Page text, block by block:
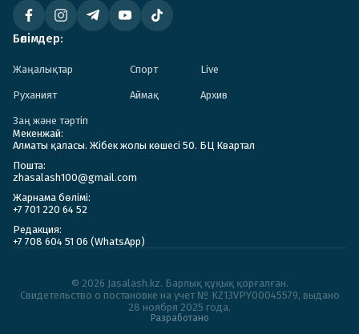
Бөлімдер:
Жаңалықтар Спорт Live
Руханият Аймақ Архив
Заң және тәртіп
Мекенжай:
Алматы қаласы. Жібек жолы көшесі 50. БЦ Квартал
Пошта:
zhasalash100@gmail.com
Жарнама бөлімі:
+7 701 220 64 52
Редакция:
+7 708 604 51 06 (WhatsApp)
© 2026 Jasalash.kz. Барлық құқық қорғалған.
Cвидетельство о постановке на учет № KZ13VPY00045579, выдано
28 ноября 2025 года.
Разработано